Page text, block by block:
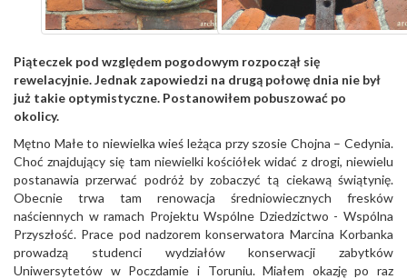
Piąteczek pod względem pogodowym rozpoczął się
rewelacyjnie. Jednak zapowiedzi na drugą połowę dnia nie był
już takie optymistyczne. Postanowiłem pobuszować po
okolicy.
Mętno Małe to niewielka wieś leżąca przy szosie Chojna – Cedynia.
Choć znajdujący się tam niewielki kościółek widać z drogi, niewielu
postanawia przerwać podróż by zobaczyć tą ciekawą świątynię.
Obecnie trwa tam renowacja średniowiecznych fresków
naściennych w ramach Projektu Wspólne Dziedzictwo - Wspólna
Przyszłość. Prace pod nadzorem konserwatora Marcina Korbanka
prowadzą studenci wydziałów konserwacji zabytków
Uniwersytetów w Poczdamie i Toruniu. Miałem okazję po raz